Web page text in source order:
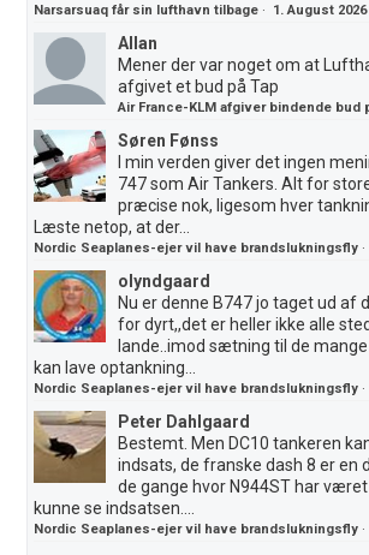
Narsarsuaq får sin lufthavn tilbage · 1. August 2026
Allan
Mener der var noget om at
afgivet et bud på Tap
Air France-KLM afgiver bindende bud
Søren Fønss
I min verden giver det ingen
747 som Air Tankers. Alt for
præcise nok, ligesom hver
Læste netop, at der...
Nordic Seaplanes-ejer vil have brandslukningsfly
olyndgaard
Nu er denne B747 jo taget ud af
for dyrt,,det er heller ikke alle
lande..imod sætning til de
kan lave optankning...
Nordic Seaplanes-ejer vil have brandslukningsfly ·
Peter Dahlgaard
Bestemt. Men DC10 tankeren
indsats, de franske dash 8 er en
de gange hvor N944ST har
kunne se indsatsen....
Nordic Seaplanes-ejer vil have brandslukningsfly ·